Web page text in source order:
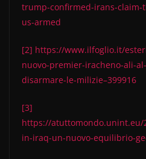
trump-confirmed-irans-claim-
us-armed
[2] https://www.ilfoglio.it/
nuovo-premier-iracheno-ali-
disarmare-le-milizie–399916
[3]
https://atuttomondo.unint.eu/
in-iraq-un-nuovo-equilibrio-